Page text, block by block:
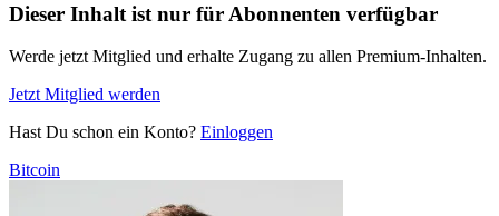
Dieser Inhalt ist nur für Abonnenten verfügbar
Werde jetzt Mitglied und erhalte Zugang zu allen Premium-Inhalten.
Jetzt Mitglied werden
Hast Du schon ein Konto? Einloggen
Bitcoin